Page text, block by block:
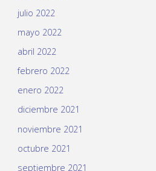
julio 2022
mayo 2022
abril 2022
febrero 2022
enero 2022
diciembre 2021
noviembre 2021
octubre 2021
septiembre 2021